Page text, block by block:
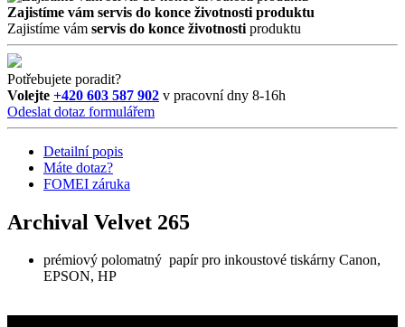
Zajistíme vám servis do konce životnosti produktu
Zajistíme vám servis do konce životnosti produktu
Potřebujete poradit?
Volejte +420 603 587 902 v pracovní dny 8-16h
Odeslat dotaz formulářem
Detailní popis
Máte dotaz?
FOMEI záruka
Archival Velvet 265
prémiový polomatný papír pro inkoustové tiskárny Canon,
EPSON, HP